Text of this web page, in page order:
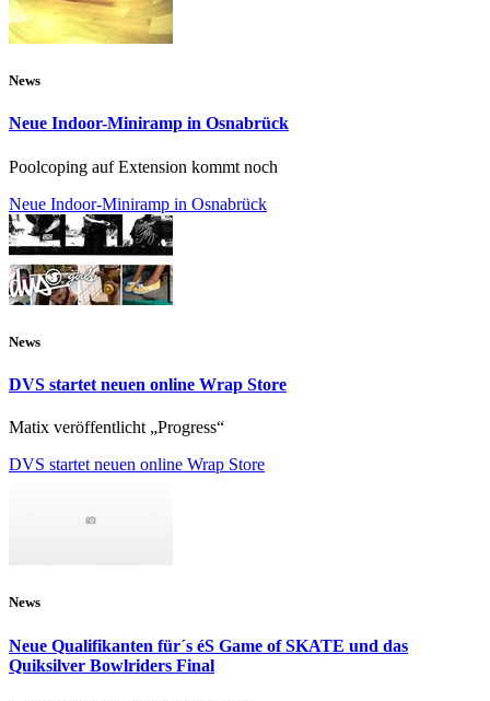
News
Neue Indoor-Miniramp in Osnabrück
Poolcoping auf Extension kommt noch
Neue Indoor-Miniramp in Osnabrück
News
DVS startet neuen online Wrap Store
Matix veröffentlicht „Progress“
DVS startet neuen online Wrap Store
News
Neue Qualifikanten für´s éS Game of SKATE und das
Quiksilver Bowlriders Final